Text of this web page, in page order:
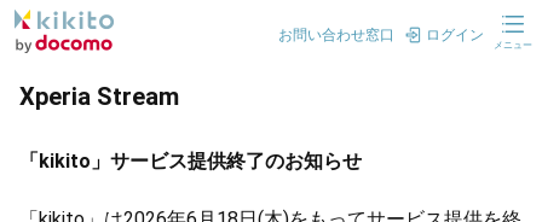
お問い合わせ窓口 ログイン
メニュー
Xperia Stream
「kikito」サービス提供終了のお知らせ